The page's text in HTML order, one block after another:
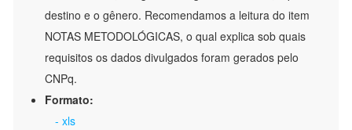
destino e o gênero. Recomendamos a leitura do item
NOTAS METODOLÓGICAS, o qual explica sob quais
requisitos os dados divulgados foram gerados pelo
CNPq.
Formato:
- xls